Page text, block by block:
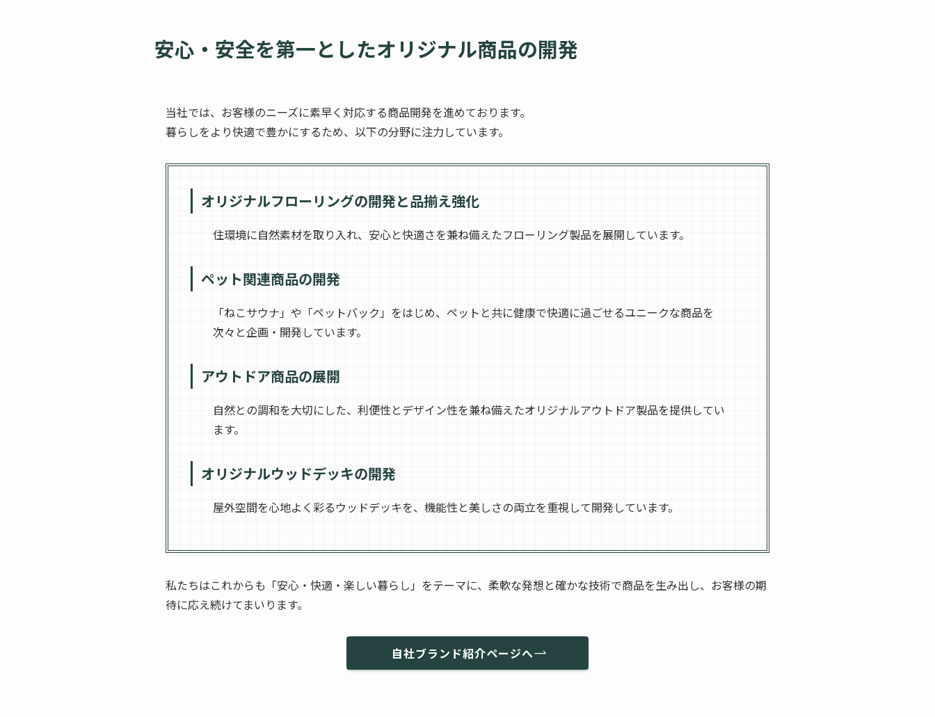
安心・安全を第一としたオリジナル商品の開発
当社では、お客様のニーズに素早く対応する商品開発を進めております。
暮らしをより快適で豊かにするため、以下の分野に注力しています。
オリジナルフローリングの開発と品揃え強化
住環境に自然素材を取り入れ、安心と快適さを兼ね備えたフローリング製品を展開しています。
ペット関連商品の開発
「ねこサウナ」や「ペットバック」をはじめ、ペットと共に健康で快適に過ごせるユニークな商品を
次々と企画・開発しています。
アウトドア商品の展開
自然との調和を大切にした、利便性とデザイン性を兼ね備えたオリジナルアウトドア製品を提供してい
ます。
オリジナルウッドデッキの開発
屋外空間を心地よく彩るウッドデッキを、機能性と美しさの両立を重視して開発しています。
私たちはこれからも「安心・快適・楽しい暮らし」をテーマに、柔軟な発想と確かな技術で商品を生み出し、お客様の期
待に応え続けてまいります。
自社ブランド紹介ページへ